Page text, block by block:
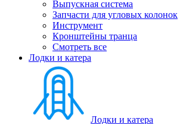
Выпускная система
Запчасти для угловых колонок
Инструмент
Кронштейны транца
Смотреть все
Лодки и катера
Лодки и катера